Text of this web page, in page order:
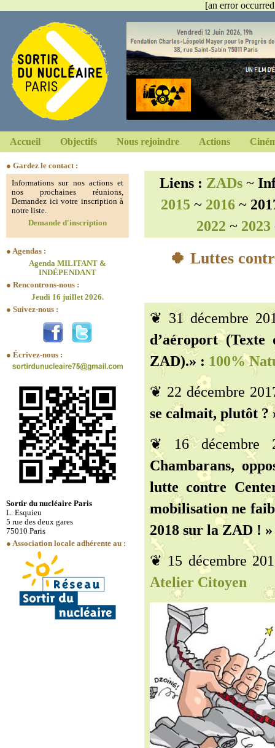
[an error
Accueil Objectifs Nous rejoindre Actions
● Gardez le contact :
Informations sur nos actions et
nos prochaines réunions,
Demandez ici votre inscription à
notre liste.
Demande d'inscription
● Agendas :
Agenda MILITANT &
INDÉPENDANT
● Rencontrons-nous :
Jeudi 16 juillet 2026.
● Suivez-nous :
● Écrivez-nous :
Sortir du nucléaire Paris
L. Esquieu
5 rue des deux gares
75010 Paris
● Association locale adhérente au :
Liens : ZADs~
2015 ~ 2016~
2022 ~ 2023
🍀 Luttes
❦ 31 décembre
d’aéroport
ZAD).» : 100%
❦ 22 décembre
se calmait, plutôt ?
❦ 16
Chambarans,
lutte contre
mobilisation ne
2018 sur la ZAD !
❦ 15 décembre
Atelier Citoyen